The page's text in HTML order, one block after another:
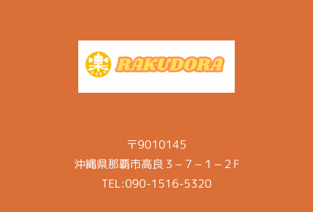
1．ご提供するサービスに関する、ダイレクトメールやカ
タログ等の送付を行うため
2．サービスご提供前のお問い合わせや、ご購入後のアフ
４．第三者への提供・開示の禁止
き開示を請求された場合など正当な理由がある場合を除
〒9010145
沖縄県那覇市高良３−７−１−２F
TEL:090-1516-5320